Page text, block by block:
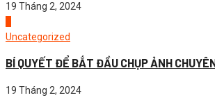
19 Tháng 2, 2024
Uncategorized
BÍ QUYẾT ĐỂ BẮT ĐẦU CHỤP ẢNH
19 Tháng 2, 2024